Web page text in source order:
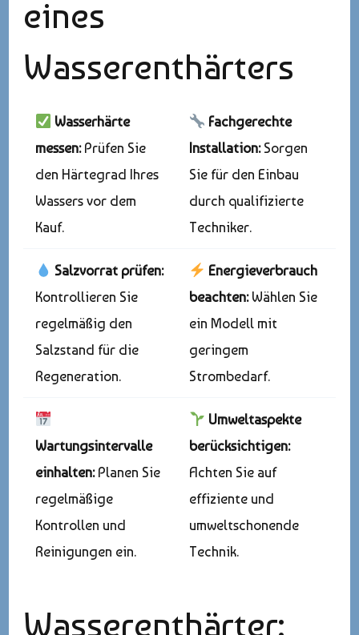
eines
Wasserenthärters
Wasserhärte
messen:Prüfen Sie
den Härtegrad Ihres
Wassers vor dem
Kauf.
Fachgerechte
Installation:Sorgen
Sie für den Einbau
durch qualifizierte
Techniker.
Salzvorrat prüfen:
Kontrollieren Sie
regelmäßig den
Salzstand für die
Regeneration.
Energieverbrauch
beachten:Wählen Sie
ein Modell mit
geringem
Strombedarf.
Wartungsintervalle
einhalten:Planen Sie
regelmäßige
Kontrollen und
Reinigungen ein.
Umweltaspekte
berücksichtigen:
Achten Sie auf
effiziente und
umweltschonende
Technik.
Wasserenthärter: